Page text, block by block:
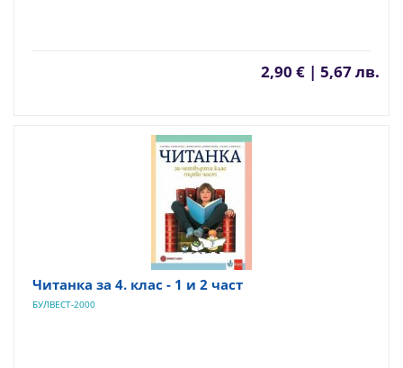
2,90 € | 5,67 лв.
Читанка за 4. клас - 1 и 2 част
БУЛВЕСТ-2000